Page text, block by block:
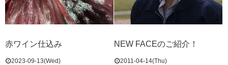
赤ワイン仕込み
2023-09-13(Wed)
NEW FACEのご紹介！
2011-04-14(Thu)